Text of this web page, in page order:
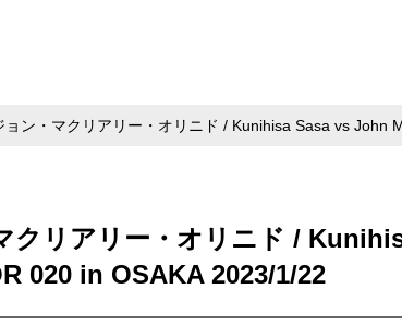
ョン・マクリアリー・オリニド / Kunihisa Sasa vs John
クリアリー・オリニド /
020 in OSAKA 2023/1/22